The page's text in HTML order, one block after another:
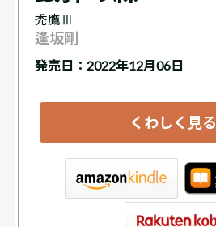
禿鷹Ⅲ
逢坂剛
発売日：2022年12月06日
くわしく見る